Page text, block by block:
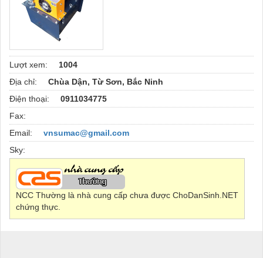
Lượt xem:
1004
Địa chỉ:
Chùa Dận, Từ Sơn, Bắc Ninh
Điện thoại:
0911034775
Fax:
Email:
vnsumac@gmail.com
Sky:
NCC Thường là nhà cung cấp chưa được ChoDanSinh.NET
chứng thực.